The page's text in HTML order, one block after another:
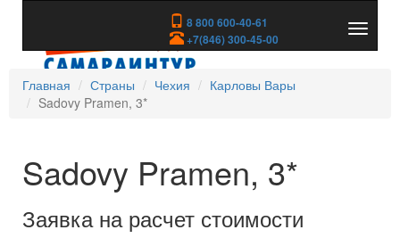
8 800 600-40-61
+7(846) 300-45-00
скрыть
Главная
Страны Чехия
Карловы Вары
Sadovy Pramen, 3*
Sadovy Pramen, 3*
Заявка на расчет стоимости